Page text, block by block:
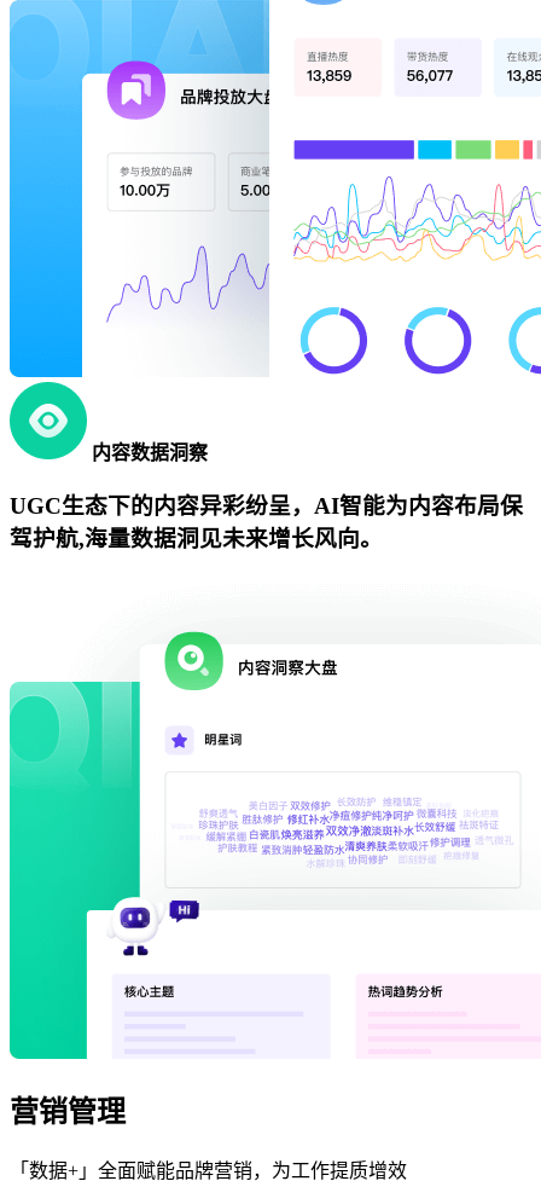
内容数据洞察
UGC生态下的内容异彩纷呈，AI智能为内容布局保
驾护航,海量数据洞见未来增长风向。
营销管理
「数据+」全面赋能品牌营销，为工作提质增效